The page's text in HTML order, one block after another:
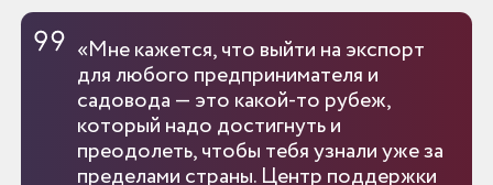
«Мне кажется, что выйти на экспорт
для любого предпринимателя и
садовода — это какой-то рубеж,
который надо достигнуть и
преодолеть, чтобы тебя узнали уже за
пределами страны. Центр поддержки